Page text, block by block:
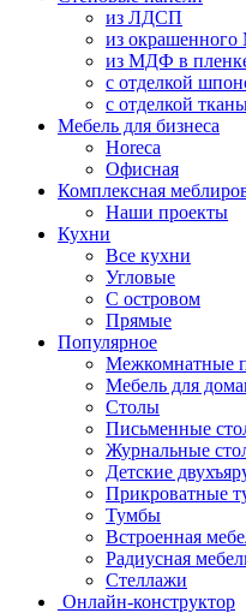
из ЛДСП
из
из МДФ в
с отделкой
с отделкой
Мебель для бизнеса
Horeca
Офисная
Комплексная
Наши проекты
Кухни
Все кухни
Угловые
С островом
Прямые
Популярное
Межкомнатные
Мебель для
Столы
Письменные
Журнальные
Детские
Прикроватные
Тумбы
Встроенная
Радиусная
Стеллажи
Онлайн-конструктор